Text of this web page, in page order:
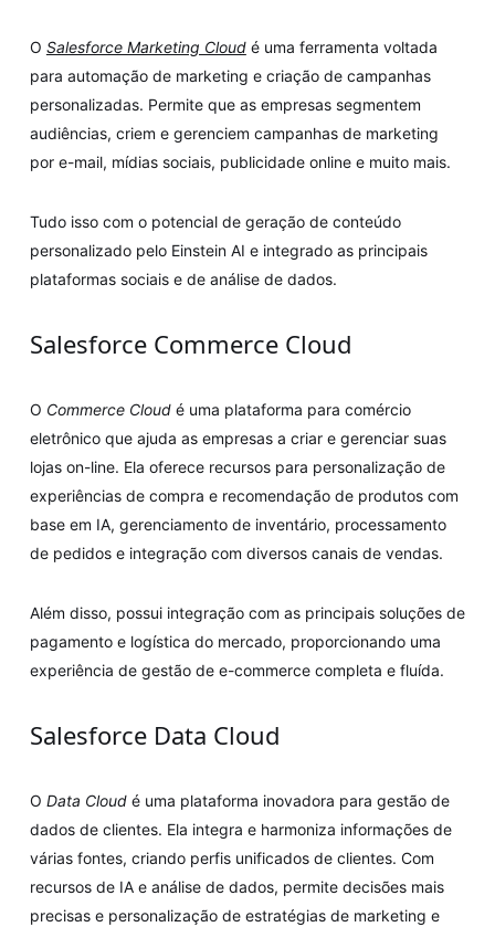
O Salesforce Marketing Cloudé uma ferramenta voltada
para automação de marketing e criação de campanhas
personalizadas. Permite que as empresas segmentem
audiências, criem e gerenciem campanhas de marketing
por e-mail, mídias sociais, publicidade online e muito mais.
Tudo isso com o potencial de geração de conteúdo
personalizado pelo Einstein AI e integrado as principais
plataformas sociais e de análise de dados.
Salesforce Commerce Cloud
O Commerce Cloudé uma plataforma para comércio
eletrônico que ajuda as empresas a criar e gerenciar suas
lojas on-line. Ela oferece recursos para personalização de
experiências de compra e recomendação de produtos com
base em IA, gerenciamento de inventário, processamento
de pedidos e integração com diversos canais de vendas.
Além disso, possui integração com as principais soluções de
pagamento e logística do mercado, proporcionando uma
experiência de gestão de e-commerce completa e fluída.
Salesforce Data Cloud
O Data Cloudé uma plataforma inovadora para gestão de
dados de clientes. Ela integra e harmoniza informações de
várias fontes, criando perfis unificados de clientes. Com
recursos de IA e análise de dados, permite decisões mais
precisas e personalização de estratégias de marketing e